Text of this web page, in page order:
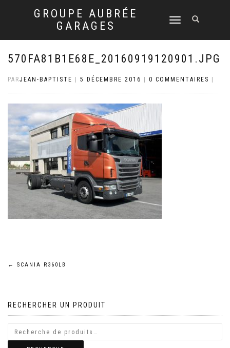
GROUPE AUBRÉE
GARAGES
DÉPLIER
NAVIGATION
570FA81B1E68E_20160919120901.JPG
PARJEAN-BAPTISTE 5 DÉCEMBRE 2016 0 COMMENTAIRES
Navigation
l’article
← SCANIA R360LB
RECHERCHER UN PRODUIT